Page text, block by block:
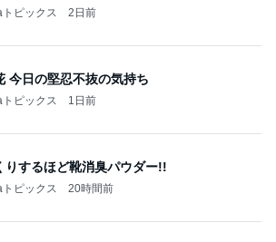
ピックス 2日前
今日の堅忍不抜の気持ち
ピックス 1日前
りするほど靴消臭パウダー!!
ピックス 20時間前